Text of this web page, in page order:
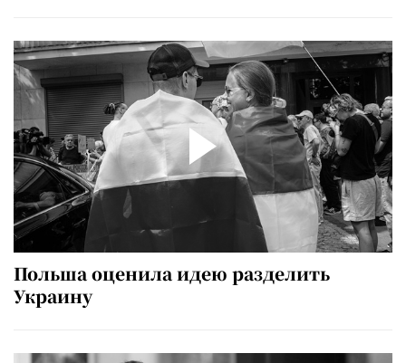
Польша оценила идею разделить
Украину